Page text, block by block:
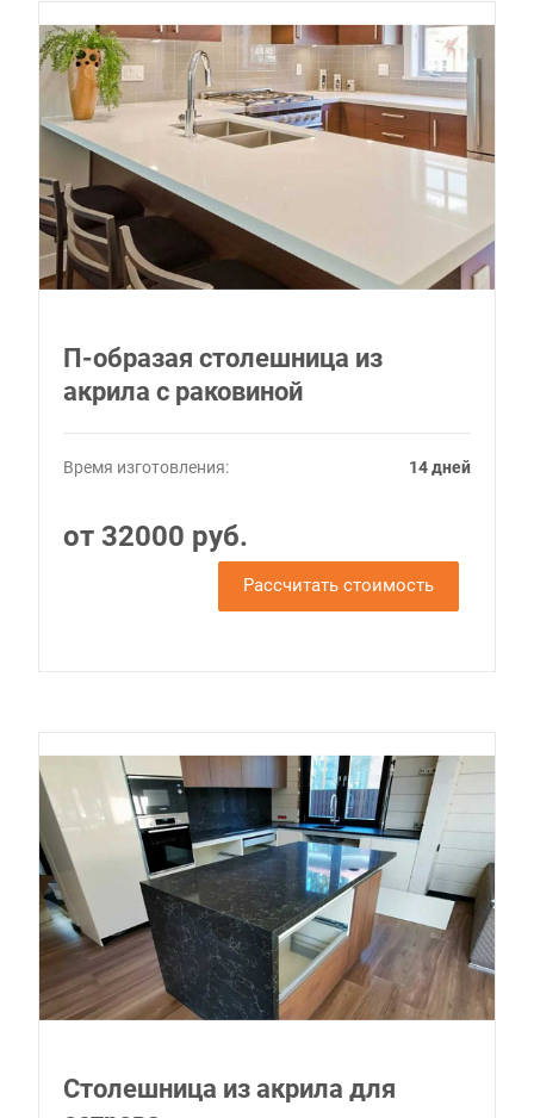
П-образая столешница из
акрила с раковиной
Время изготовления: 14 дней
от 32000 руб.
Рассчитать стоимость
Столешница из акрила для